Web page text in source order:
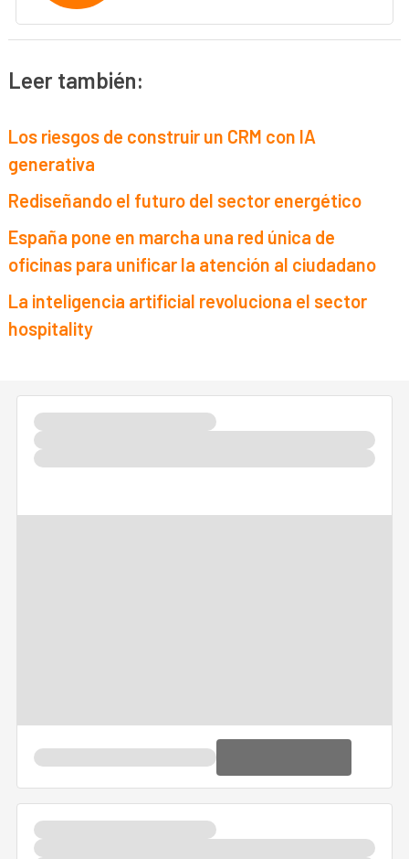
Leer también:
Los riesgos de construir un CRM con IA
generativa
Rediseñando el futuro del sector energético
España pone en marcha una red única de
oficinas para unificar la atención al ciudadano
La inteligencia artificial revoluciona el sector
hospitality